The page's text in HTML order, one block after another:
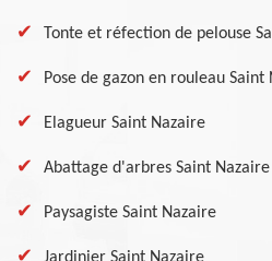
Tonte et réfection de pelouse
Pose de gazon en rouleau Saint
Elagueur Saint Nazaire
Abattage d'arbres Saint Nazaire
Paysagiste Saint Nazaire